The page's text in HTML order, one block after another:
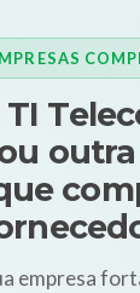
TI
empresa